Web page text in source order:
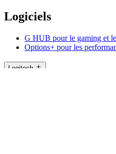
Logiciels
G HUB pour le gaming et
Options+ pour les
Logitech